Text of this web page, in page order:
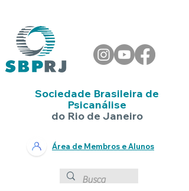
Sociedade Brasileira de
Psicanálise
do Rio de Janeiro
Área de Membros e Alunos